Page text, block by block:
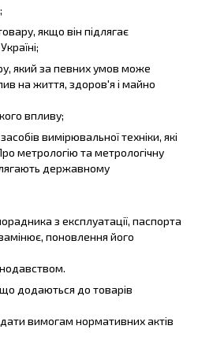
якщо він підлягає
який за певних умов може
на життя, здоров'я і майно
впливу;
вимірювальної техніки, які
метрологію та метрологічну
державному
з експлуатації, паспорта
поновлення його
додаються до товарів
вимогам нормативних актів